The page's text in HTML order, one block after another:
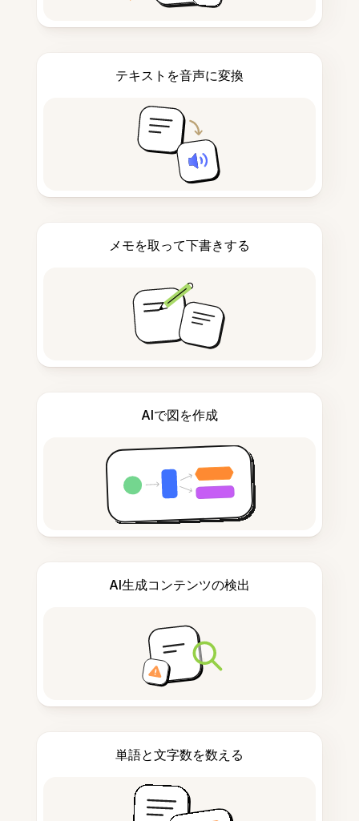
テキストを音声に変換
メモを取って下書きする
AIで図を作成
AI生成コンテンツの検出
単語と文字数を数える